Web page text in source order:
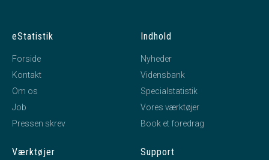
eStatistik
Forside
Kontakt
Om os
Job
Pressen skrev
Indhold
Nyheder
Vidensbank
Specialstatistik
Vores værktøjer
Book et foredrag
Værktøjer Support